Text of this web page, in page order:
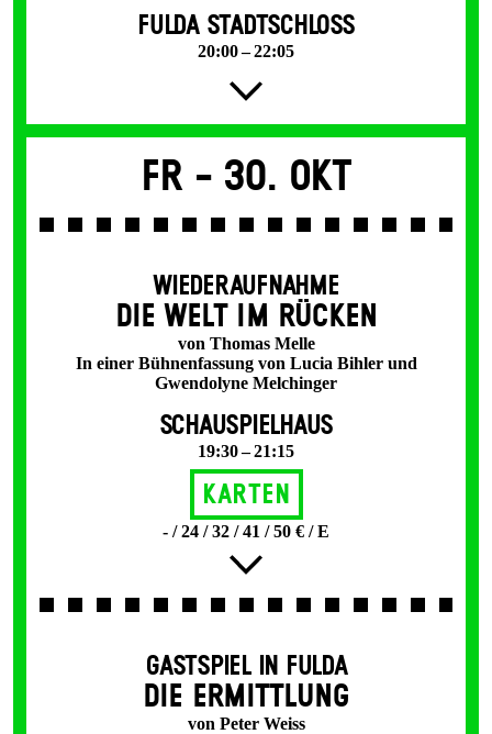
FULDA STADTSCHLOSS
20:00 – 22:05
Fr - 30. Okt
WIEDERAUFNAHME
DIE WELT IM RÜCKEN
von Thomas Melle
In einer Bühnenfassung von Lucia Bihler und
Gwendolyne Melchinger
SCHAUSPIELHAUS
19:30 – 21:15
Karten
- / 24 / 32 / 41 / 50 € / E
GASTSPIEL IN FULDA
DIE ERMITTLUNG
von Peter Weiss